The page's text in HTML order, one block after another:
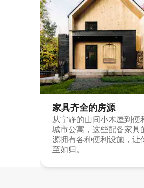
家具齐全的房源
从宁静的山间小木屋到便
城市公寓，这些配备家具
源拥有各种便利设施，让
至如归。